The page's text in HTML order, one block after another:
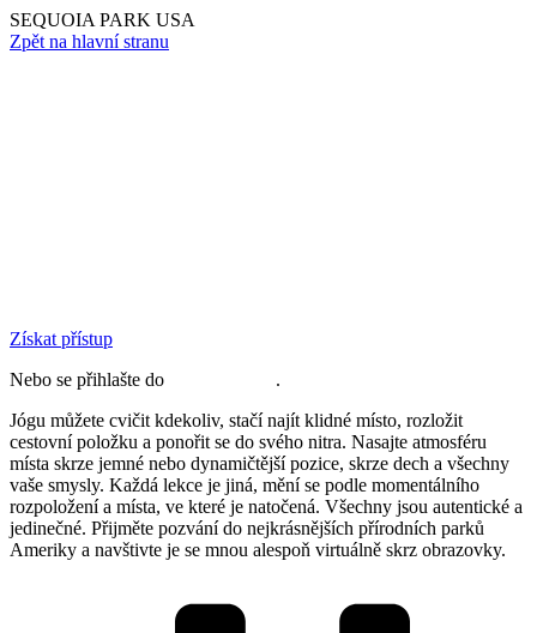
SEQUOIA PARK USA
Zpět na hlavní stranu
Získat přístup
Nebo se přihlašte do
.
Jógu můžete cvičit kdekoliv, stačí najít klidné místo, rozložit
cestovní položku a ponořit se do svého nitra. Nasajte atmosféru
místa skrze jemné nebo dynamičtější pozice, skrze dech a všechny
vaše smysly. Každá lekce je jiná, mění se podle momentálního
rozpoložení a místa, ve které je natočená. Všechny jsou autentické a
jedinečné. Přijměte pozvání do nejkrásnějších přírodních parků
Ameriky a navštivte je se mnou alespoň virtuálně skrz obrazovky.